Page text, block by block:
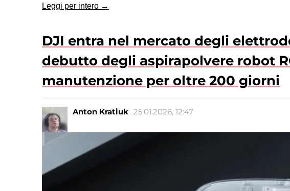
Leggi per intero →
DJI entra nel mercato degli
debutto degli aspirapolvere robot
manutenzione per oltre 200 giorni
Anton Kratiuk 25.01.2026, 12:47